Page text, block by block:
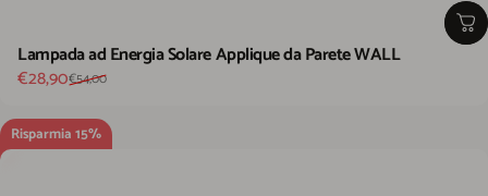
Lampada ad Energia Solare Applique da Parete WALL
Prezzo scontato
€28,90
Prezzo di listino
€54,00
Risparmia 15%